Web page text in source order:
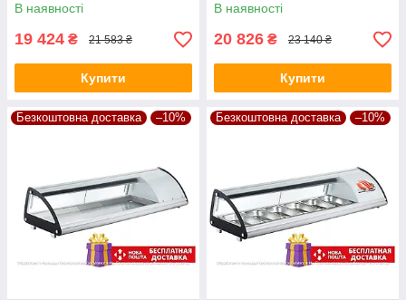
В наявності
19 424 ₴ 21 583 ₴
Купити
В наявності
20 826 ₴ 23 140 ₴
Купити
Безкоштовна доставка –10% Безкоштовна доставка –10%